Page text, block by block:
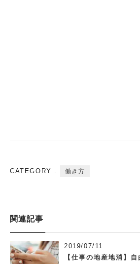
CATEGORY : 働き方
関連記事
2019/07/11
【仕事の地産地消】